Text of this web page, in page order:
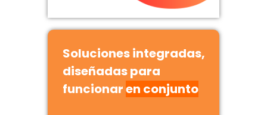
Soluciones integradas,
diseñadas para
funcionaren conjunto